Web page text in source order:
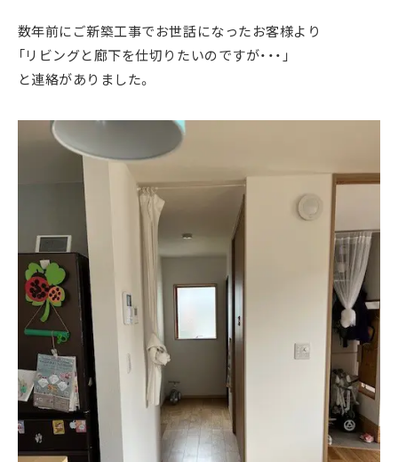
数年前にご新築工事でお世話になったお客様より
「リビングと廊下を仕切りたいのですが・・・」
と連絡がありました。